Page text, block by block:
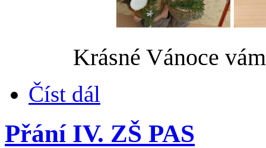
Krásné Vánoce
Číst dál
Přání IV. ZŠ PAS